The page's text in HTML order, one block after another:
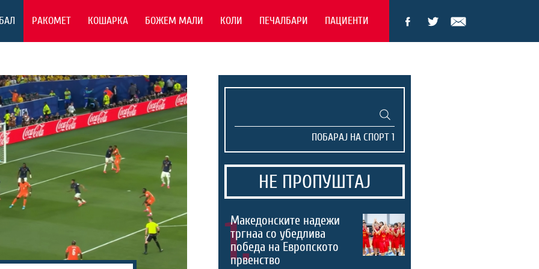
РАКОМЕТ КОШАРКА БОЖЕМ МАЛИ КОЛИ ПЕЧАЛБАРИ ПАЦИЕНТИ
НЕ ПРОПУШТАЈ
1.
Македонските надежи
тргнаа со убедлива
победа на Европското
првенство